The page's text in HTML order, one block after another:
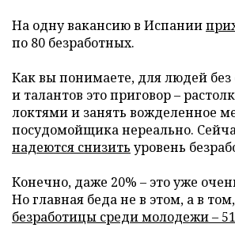
На одну вакансию в Испании
по 80 безработных.
Как вы понимаете, для людей без
и талантов это приговор –
локтями и занять вожделенное
посудомойщика нереально.
надеются снизить уровень
Конечно, даже 20% – это уже
Но главная беда не в этом, а в
безработицы среди молодежи –